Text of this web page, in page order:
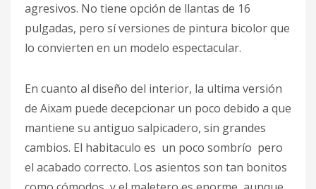
agresivos. No tiene opción de llantas de 16
pulgadas, pero sí versiones de pintura bicolor que
lo convierten en un modelo espectacular.
En cuanto al diseño del interior, la ultima versión
de Aixam puede decepcionar un poco debido a que
mantiene su antiguo salpicadero, sin grandes
cambios. El habitaculo es un poco sombrío pero
el acabado correcto. Los asientos son tan bonitos